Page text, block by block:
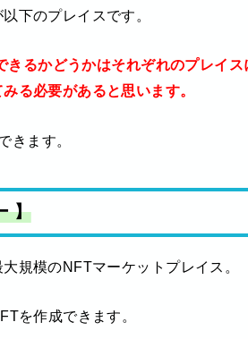
下のプレイスです。
るかどうかはそれぞれのプレイ
る必要があると思います。
きます。
】
規模のNFTマーケットプレイス。
を作成できます。